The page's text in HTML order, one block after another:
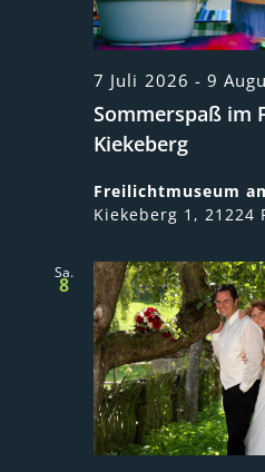
7 Juli 2026 -9
Sommerspaß im
Kiekeberg
Freilichtmuseum
Kiekeberg 1, 21224
Sa.
8